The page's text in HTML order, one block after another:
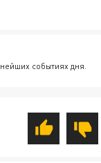
событиях дня.